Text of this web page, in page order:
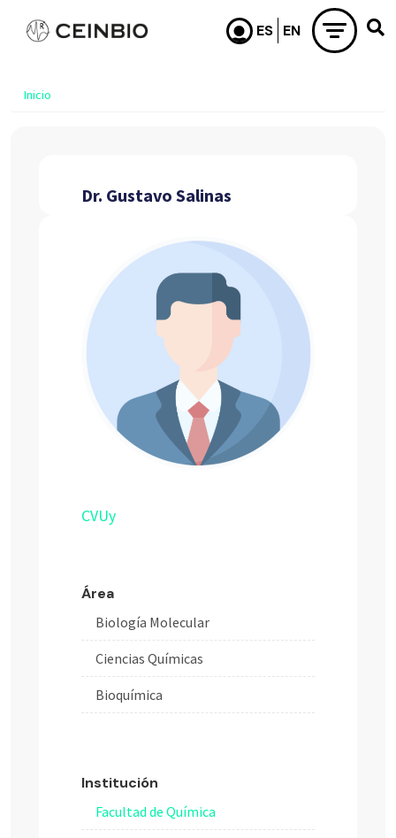
Pasar al contenido principal
Inicio
Dr. Gustavo Salinas
CVUy
Área
Biología Molecular
Ciencias Químicas
Bioquímica
Institución
Facultad de Química